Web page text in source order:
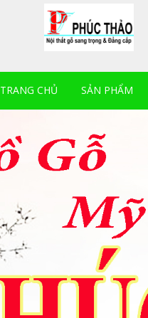
TRANG CHỦ SẢN PHẨM